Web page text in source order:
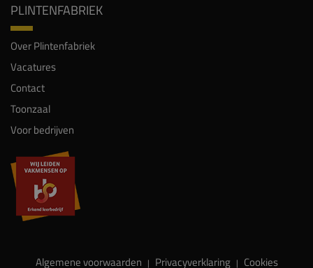
PLINTENFABRIEK
Over Plintenfabriek
Vacatures
Contact
Toonzaal
Voor bedrijven
Algemene voorwaarden | Privacyverklaring | Cookies